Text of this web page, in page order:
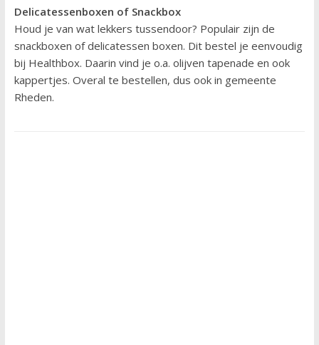
Delicatessenboxen of Snackbox
Houd je van wat lekkers tussendoor? Populair zijn de
snackboxen of delicatessen boxen. Dit bestel je eenvoudig
bij Healthbox. Daarin vind je o.a. olijven tapenade en ook
kappertjes. Overal te bestellen, dus ook in gemeente
Rheden.